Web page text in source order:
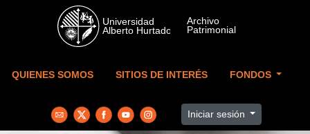
Skip to main content
QUIENES SOMOS SITIOS DE INTERÉS FONDOS
Iniciar sesión